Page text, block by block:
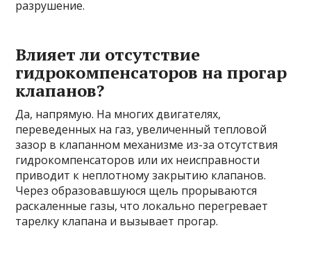
разрушение.
Влияет ли отсутствие
гидрокомпенсаторов на прогар
клапанов?
Да, напрямую. На многих двигателях,
переведенных на газ, увеличенный тепловой
зазор в клапанном механизме из-за отсутствия
гидрокомпенсаторов или их неисправности
приводит к неплотному закрытию клапанов.
Через образовавшуюся щель прорываются
раскаленные газы, что локально перегревает
тарелку клапана и вызывает прогар.